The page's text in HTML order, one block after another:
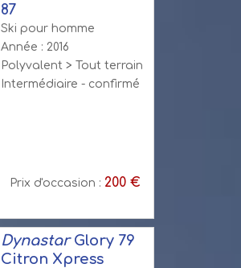
87
Ski pour homme
Année : 2016
Polyvalent > Tout terrain
Intermédiaire - confirmé
Prix d'occasion : 200 €
DynastarGlory 79
Citron Xpress